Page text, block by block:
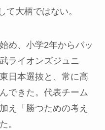
大柄ではない。
め、小学2年からバッ
ライオンズジュニ
日本選抜と、常に高
できた。代表チーム
え「勝つための考え
。